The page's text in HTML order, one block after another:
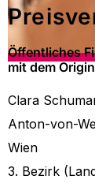
Öffentliches
mit dem
Clara
Anton-von-
Wien
3. Bezirk